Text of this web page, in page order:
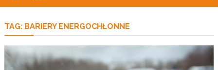
TAG: BARIERY ENERGOCHŁONNE